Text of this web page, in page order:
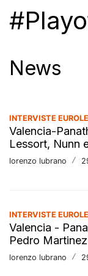
News
INTERVISTE
Valencia-
Lessort, Nunn
lorenzo lubrano /
INTERVISTE
Valencia -
Pedro
lorenzo lubrano /